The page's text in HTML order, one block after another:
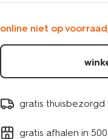
online niet op
gratis thuisbezorgd
gratis afhalen in